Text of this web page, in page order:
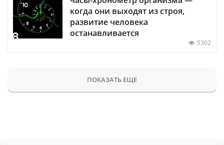
когда они выходят из строя,
развитие человека
останавливается
5302
ПОКАЗАТЬ ЕЩЕ